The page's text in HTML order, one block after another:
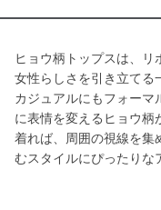
ヒョウ柄トップスは、リ
女性らしさを引き立てる
カジュアルにもフォーマ
に表情を変えるヒョウ柄
着れば、周囲の視線を集
むスタイルにぴったりな